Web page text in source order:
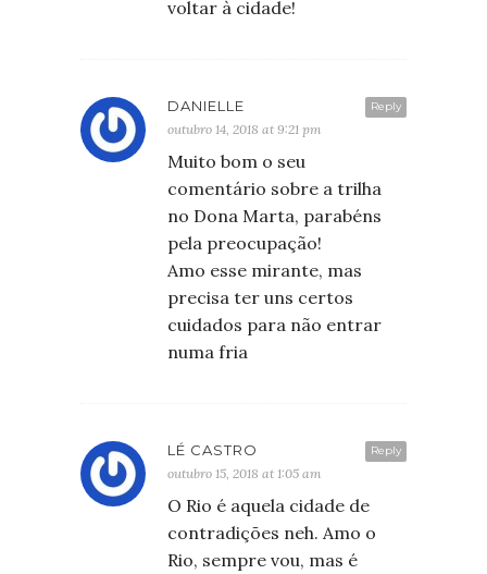
voltar à cidade!
Reply
DANIELLE
outubro 14, 2018 at 9:21 pm
Muito bom o seu
comentário sobre a trilha
no Dona Marta, parabéns
pela preocupação!
Amo esse mirante, mas
precisa ter uns certos
cuidados para não entrar
numa fria
Reply
LÉ CASTRO
outubro 15, 2018 at 1:05 am
O Rio é aquela cidade de
contradições neh. Amo o
Rio, sempre vou, mas é